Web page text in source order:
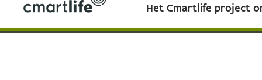
Het Cmartlife project